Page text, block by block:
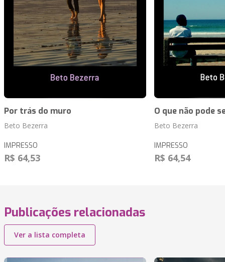
Por trás do muro
Beto Bezerra
IMPRESSO
R$ 64,53
O que não pode
Beto Bezerra
IMPRESSO
R$ 64,54
Publicações relacionadas
Ver a lista completa